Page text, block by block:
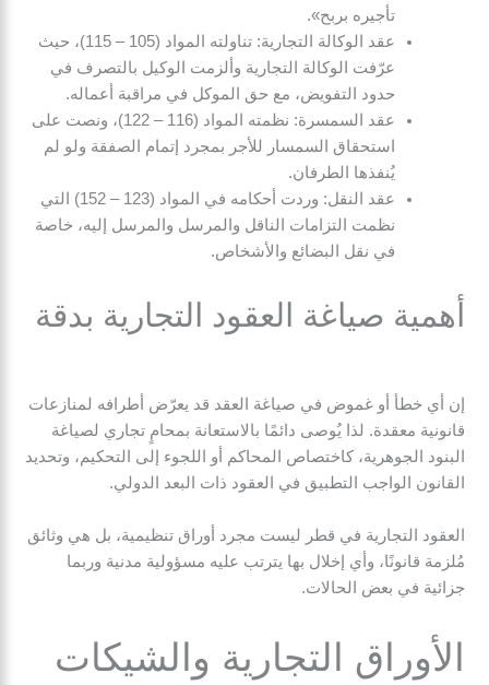
تأجيره بربح».
عقد الوكالة التجارية: تناولته المواد (105 – 115)، حيث
عرّفت الوكالة التجارية وألزمت الوكيل بالتصرف في
حدود التفويض، مع حق الموكل في مراقبة أعماله.
عقد السمسرة: نظمته المواد (116 – 122)، ونصت على
استحقاق السمسار للأجر بمجرد إتمام الصفقة ولو لم
يُنفذها الطرفان.
عقد النقل: وردت أحكامه في المواد (123 – 152) التي
نظمت التزامات الناقل والمرسل والمرسل إليه، خاصة
في نقل البضائع والأشخاص.
أهمية صياغة العقود التجارية بدقة
إن أي خطأ أو غموض في صياغة العقد قد يعرّض أطرافه لمنازعات
قانونية معقدة. لذا يُوصى دائمًا بالاستعانة بمحامٍ تجاري لصياغة
البنود الجوهرية، كاختصاص المحاكم أو اللجوء إلى التحكيم، وتحديد
القانون الواجب التطبيق في العقود ذات البعد الدولي.
العقود التجارية في قطر ليست مجرد أوراق تنظيمية، بل هي وثائق
مُلزمة قانونًا، وأي إخلال بها يترتب عليه مسؤولية مدنية وربما
جزائية في بعض الحالات.
الأوراق التجارية والشيكات